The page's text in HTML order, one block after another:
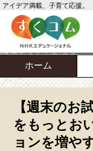
アイデア満載、子育て応援。
ホーム
【週末のお
をもっとお
ョンを増や